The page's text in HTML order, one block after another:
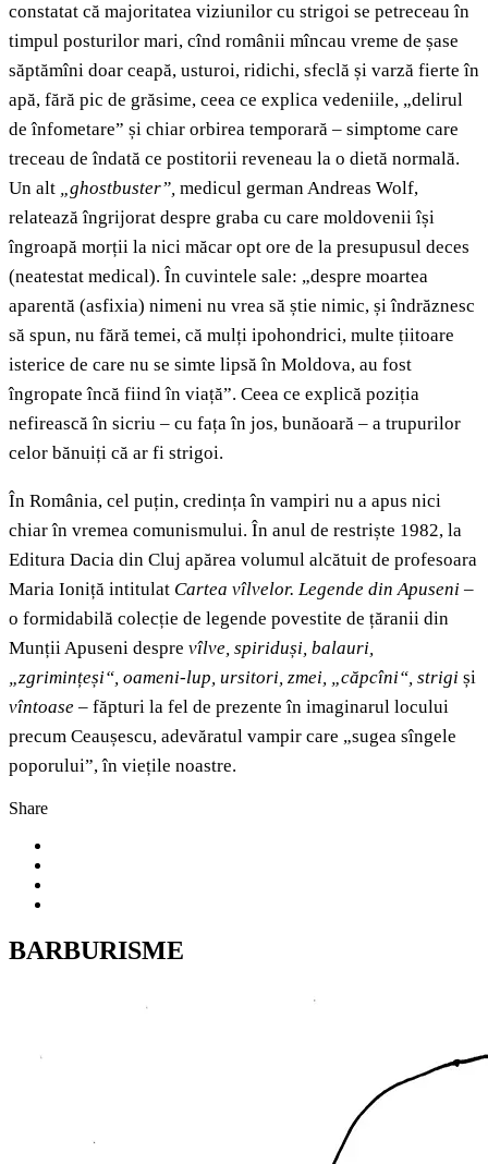
constatat că majoritatea viziunilor cu strigoi se petreceau în
timpul posturilor mari, cînd românii mîncau vreme de șase
săptămîni doar ceapă, usturoi, ridichi, sfeclă și varză fierte în
apă, fără pic de grăsime, ceea ce explica vedeniile, „delirul
de înfometare” și chiar orbirea temporară – simptome care
treceau de îndată ce postitorii reveneau la o dietă normală.
Un alt „ghostbuster”, medicul german Andreas Wolf,
relatează îngrijorat despre graba cu care moldovenii își
îngroapă morții la nici măcar opt ore de la presupusul deces
(neatestat medical). În cuvintele sale: „despre moartea
aparentă (asfixia) nimeni nu vrea să știe nimic, și îndrăznesc
să spun, nu fără temei, că mulți ipohondrici, multe țiitoare
isterice de care nu se simte lipsă în Moldova, au fost
îngropate încă fiind în viață”. Ceea ce explică poziția
nefirească în sicriu – cu fața în jos, bunăoară – a trupurilor
celor bănuiți că ar fi strigoi.
În România, cel puțin, credința în vampiri nu a apus nici
chiar în vremea comunismului. În anul de restriște 1982, la
Editura Dacia din Cluj apărea volumul alcătuit de profesoara
Maria Ioniță intitulat Cartea vîlvelor. Legende din Apuseni –
o formidabilă colecție de legende povestite de țăranii din
Munții Apuseni despre vîlve, spiriduși, balauri,
„zgrimințeși“, oameni-lup, ursitori, zmei, „căpcîni“, strigi și
vîntoase – făpturi la fel de prezente în imaginarul locului
precum Ceaușescu, adevăratul vampir care „sugea sîngele
poporului”, în viețile noastre.
Share
BARBURISME